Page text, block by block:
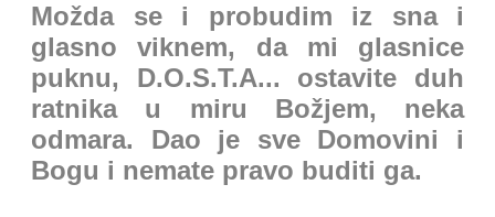
Možda se i probudim iz sna i
glasno viknem, da mi glasnice
puknu, D.O.S.T.A... ostavite duh
ratnika u miru Božjem, neka
odmara. Dao je sve Domovini i
Bogu i nemate pravo buditi ga.